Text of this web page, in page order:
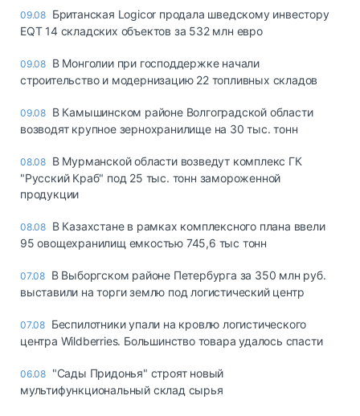
09.08 Британская Logicor продала шведскому инвестору
EQT 14 складских объектов за 532 млн евро
09.08 В Монголии при господдержке начали
строительство и модернизацию 22 топливных складов
09.08 В Камышинском районе Волгоградской области
возводят крупное зернохранилище на 30 тыс. тонн
08.08 В Мурманской области возведут комплекс ГК
"Русский Краб" под 25 тыс. тонн замороженной
продукции
08.08 В Казахстане в рамках комплексного плана ввели
95 овощехранилищ емкостью 745,6 тыс тонн
07.08 В Выборгском районе Петербурга за 350 млн руб.
выставили на торги землю под логистический центр
07.08 Беспилотники упали на кровлю логистического
центра Wildberries. Большинство товара удалось спасти
06.08 "Сады Придонья" строят новый
мультифункциональный склад сырья